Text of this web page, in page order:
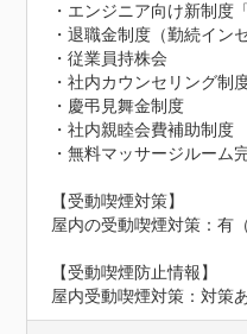
・エンジニア向け新制度
・退職金制度（勤続イン
・従業員持株会
・社内カウンセリング制
・慶弔見舞金制度
・社内親睦会費補助制度
・無料マッサージルーム
【受動喫煙対策】
屋内の受動喫煙対策：有
【受動喫煙防止情報】
屋内受動喫煙対策：対策